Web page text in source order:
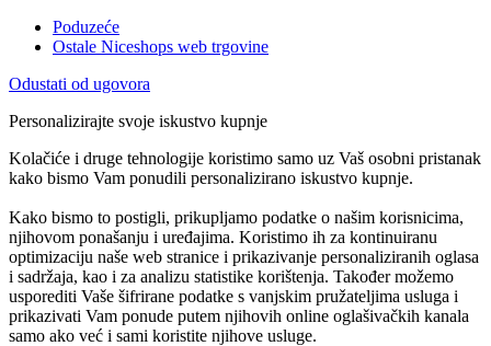
Poduzeće
Ostale Niceshops web trgovine
Odustati od ugovora
Personalizirajte svoje iskustvo kupnje
Kolačiće i druge tehnologije koristimo samo uz Vaš osobni pristanak
kako bismo Vam ponudili personalizirano iskustvo kupnje.
Kako bismo to postigli, prikupljamo podatke o našim korisnicima,
njihovom ponašanju i uređajima. Koristimo ih za kontinuiranu
optimizaciju naše web stranice i prikazivanje personaliziranih oglasa
i sadržaja, kao i za analizu statistike korištenja. Također možemo
usporediti Vaše šifrirane podatke s vanjskim pružateljima usluga i
prikazivati Vam ponude putem njihovih online oglašivačkih kanala
samo ako već i sami koristite njihove usluge.